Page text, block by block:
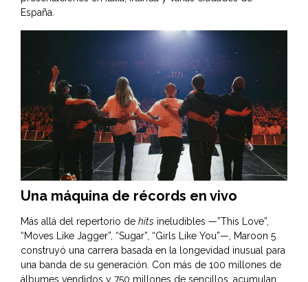
España.
Una máquina de récords en vivo
Más allá del repertorio de hits ineludibles —”This Love”,
“Moves Like Jagger”, “Sugar”, “Girls Like You”—, Maroon 5
construyó una carrera basada en la longevidad inusual para
una banda de su generación. Con más de 100 millones de
álbumes vendidos y 750 millones de sencillos, acumulan